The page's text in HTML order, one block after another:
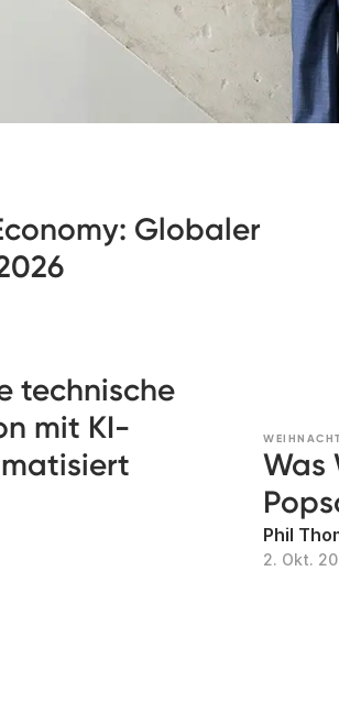
Globaler
technische
mit KI-
Was
Phil
2. Okt.